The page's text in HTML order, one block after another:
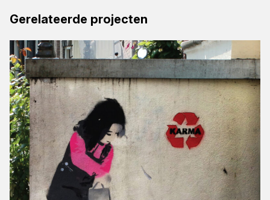
Gerelateerde projecten